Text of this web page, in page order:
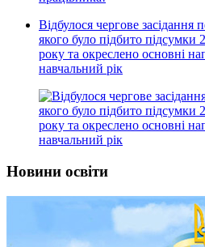
Відбулося чергове засідання
якого було підбито підсумки
року та окреслено основні
навчальний рік
Новини освіти